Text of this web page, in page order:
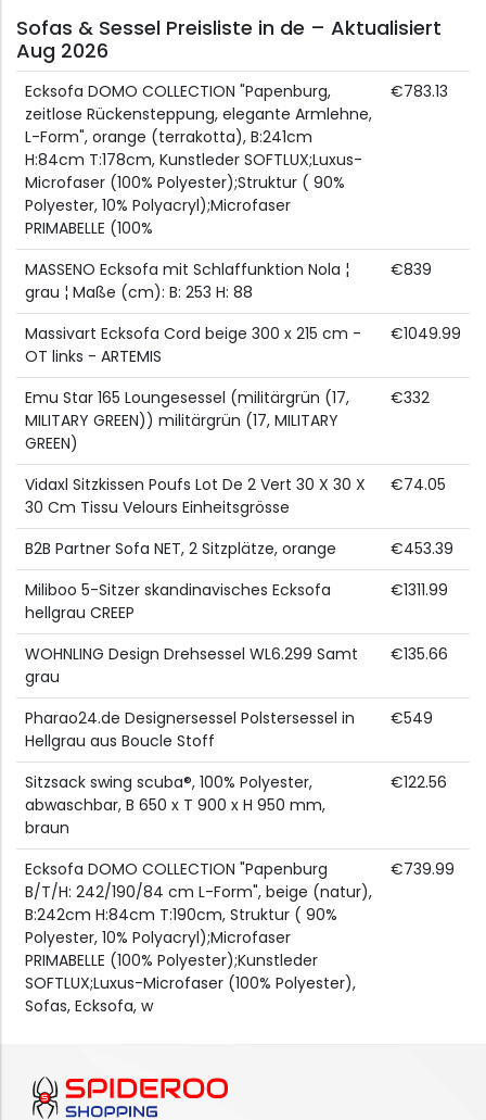
Sofas & Sessel Preisliste in de – Aktualisiert
Aug 2026
Ecksofa DOMO COLLECTION "Papenburg,
zeitlose Rückensteppung, elegante Armlehne,
L-Form", orange (terrakotta), B:241cm
H:84cm T:178cm, Kunstleder SOFTLUX;Luxus-
Microfaser (100% Polyester);Struktur ( 90%
Polyester, 10% Polyacryl);Microfaser
PRIMABELLE (100%
€783.13
MASSENO Ecksofa mit Schlaffunktion Nola ¦
grau ¦ Maße (cm): B: 253 H: 88
€839
Massivart Ecksofa Cord beige 300 x 215 cm -
OT links - ARTEMIS
€1049.99
Emu Star 165 Loungesessel (militärgrün (17,
MILITARY GREEN)) militärgrün (17, MILITARY
GREEN)
€332
Vidaxl Sitzkissen Poufs Lot De 2 Vert 30 X 30 X
30 Cm Tissu Velours Einheitsgrösse
€74.05
B2B Partner Sofa NET, 2 Sitzplätze, orange
€453.39
Miliboo 5-Sitzer skandinavisches Ecksofa
hellgrau CREEP
€1311.99
WOHNLING Design Drehsessel WL6.299 Samt
grau
€135.66
Pharao24.de Designersessel Polstersessel in
Hellgrau aus Boucle Stoff
€549
Sitzsack swing scuba®, 100% Polyester,
abwaschbar, B 650 x T 900 x H 950 mm,
braun
€122.56
Ecksofa DOMO COLLECTION "Papenburg
B/T/H: 242/190/84 cm L-Form", beige (natur),
B:242cm H:84cm T:190cm, Struktur ( 90%
Polyester, 10% Polyacryl);Microfaser
PRIMABELLE (100% Polyester);Kunstleder
SOFTLUX;Luxus-Microfaser (100% Polyester),
Sofas, Ecksofa, w
€739.99